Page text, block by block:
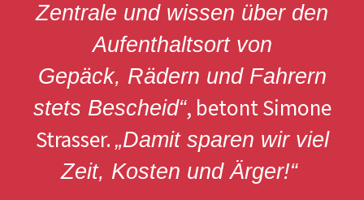
Zentrale und wissen über den
Aufenthaltsort von
Gepäck, Rädern und Fahrern
stets Bescheid“, betont Simone
Strasser. „Damit sparen wir viel
Zeit, Kosten und Ärger!“